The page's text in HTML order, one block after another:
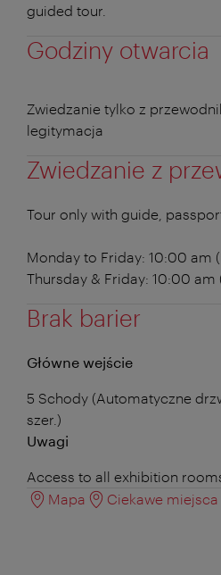
guided tour.
Godziny otwarcia
Zwiedzanie tylko z
legitymacja
Zwiedzanie z
Tour only with guide,
Monday to Friday: 10:00 am
Thursday & Friday: 10:00 am
Brak barier
Główne wejście
5 Schody (Automatyczne
szer.)
Uwagi
Access to all exhibition
Mapa
Ciekawe